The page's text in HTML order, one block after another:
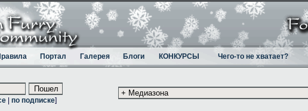
Портал Галерея Блоги КОНКУРСЫ Чего-то не хватает?
по подписке]